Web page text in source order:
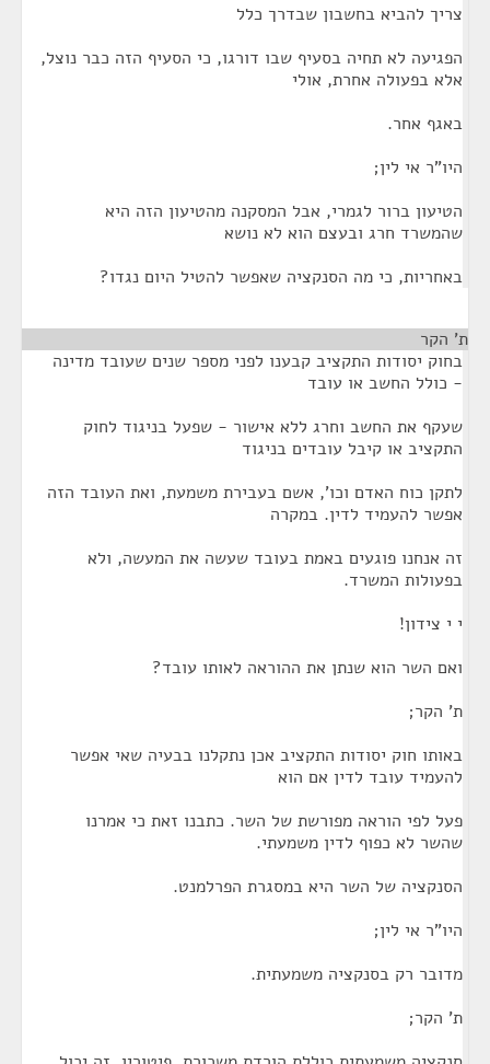
צריך להביא בחשבון שבדרך כלל
הפגיעה לא תחיה בסעיף שבו דורגו, כי הסעיף הזה כבר נוצל,
אלא בפעולה אחרת, אולי
באגף אחר.
היו"ר אי לין;
הטיעון ברור לגמרי, אבל המסקנה מהטיעון הזה היא
שהמשרד חרג ובעצם הוא לא נושא
באחריות, כי מה הסנקציה שאפשר להטיל היום נגדו?
ת' הקר
בחוק יסודות התקציב קבענו לפני מספר שנים שעובד מדינה
- כולל החשב או עובד
שעקף את החשב וחרג ללא אישור - שפעל בניגוד לחוק
התקציב או קיבל עובדים בניגוד
לתקן כוח האדם וכו', אשם בעבירת משמעת, ואת העובד הזה
אפשר להעמיד לדין. במקרה
זה אנחנו פוגעים באמת בעובד שעשה את המעשה, ולא
בפעולות המשרד.
י י צידון!
ואם השר הוא שנתן את ההוראה לאותו עובד?
ת' הקר;
באותו חוק יסודות התקציב אכן נתקלנו בבעיה שאי אפשר
להעמיד עובד לדין אם הוא
פעל לפי הוראה מפורשת של השר. כתבנו זאת כי אמרנו
שהשר לא כפוף לדין משמעתי.
הסנקציה של השר היא במסגרת הפרלמנט.
היו"ר אי לין;
מדובר רק בסנקציה משמעתית.
ת' הקר;